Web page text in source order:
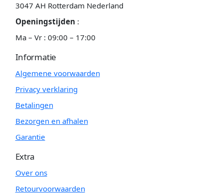
3047 AH Rotterdam Nederland
Openingstijden :
Ma – Vr : 09:00 – 17:00
Informatie
Algemene voorwaarden
Privacy verklaring
Betalingen
Bezorgen en afhalen
Garantie
Extra
Over ons
Retourvoorwaarden